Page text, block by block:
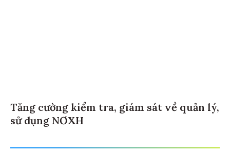
Tăng cường kiểm tra, giám sát về quản lý,
sử dụng NƠXH